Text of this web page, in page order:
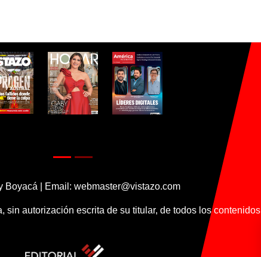
Boyacá | Email: webmaster@vistazo.com
autorización escrita de su titular, de todos los contenidos